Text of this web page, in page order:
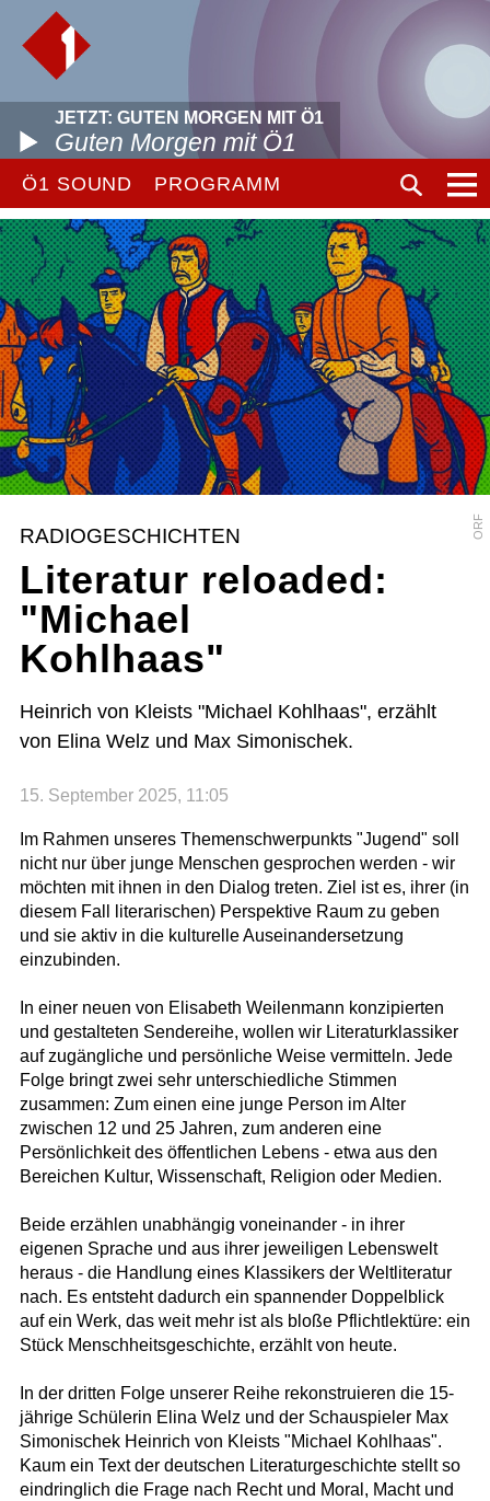
JETZT: GUTEN MORGEN MIT Ö1
Guten Morgen mit Ö1
Ö1 SOUND PROGRAMM
ORF
RADIOGESCHICHTEN
Literatur reloaded:
"Michael
Kohlhaas"
Heinrich von Kleists "Michael Kohlhaas", erzählt
von Elina Welz und Max Simonischek.
15. September 2025, 11:05
Im Rahmen unseres Themenschwerpunkts "Jugend" soll
nicht nur über junge Menschen gesprochen werden - wir
möchten mit ihnen in den Dialog treten. Ziel ist es, ihrer (in
diesem Fall literarischen) Perspektive Raum zu geben
und sie aktiv in die kulturelle Auseinandersetzung
einzubinden.
In einer neuen von Elisabeth Weilenmann konzipierten
und gestalteten Sendereihe, wollen wir Literaturklassiker
auf zugängliche und persönliche Weise vermitteln. Jede
Folge bringt zwei sehr unterschiedliche Stimmen
zusammen: Zum einen eine junge Person im Alter
zwischen 12 und 25 Jahren, zum anderen eine
Persönlichkeit des öffentlichen Lebens - etwa aus den
Bereichen Kultur, Wissenschaft, Religion oder Medien.
Beide erzählen unabhängig voneinander - in ihrer
eigenen Sprache und aus ihrer jeweiligen Lebenswelt
heraus - die Handlung eines Klassikers der Weltliteratur
nach. Es entsteht dadurch ein spannender Doppelblick
auf ein Werk, das weit mehr ist als bloße Pflichtlektüre: ein
Stück Menschheitsgeschichte, erzählt von heute.
In der dritten Folge unserer Reihe rekonstruieren die 15-
jährige Schülerin Elina Welz und der Schauspieler Max
Simonischek Heinrich von Kleists "Michael Kohlhaas".
Kaum ein Text der deutschen Literaturgeschichte stellt so
eindringlich die Frage nach Recht und Moral, Macht und